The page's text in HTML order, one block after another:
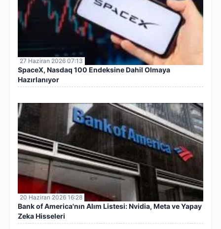
27 Haziran 2026 07:13
SpaceX, Nasdaq 100 Endeksine Dahil Olmaya
Hazırlanıyor
20 Haziran 2026 16:28
Bank of America'nın Alım Listesi: Nvidia, Meta ve Yapay
Zeka Hisseleri